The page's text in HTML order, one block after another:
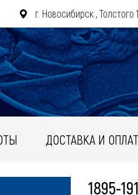
г. Новосибирск , Толстого
ДОСТАВКА И
1895-